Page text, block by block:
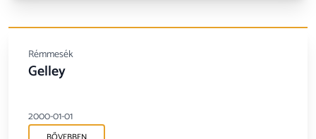
Rémmesék
Gelley
2000-01-01